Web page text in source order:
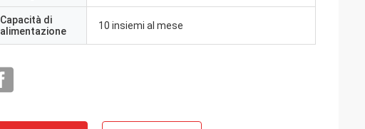
Capacità di
alimentazione
10 insiemi al mese